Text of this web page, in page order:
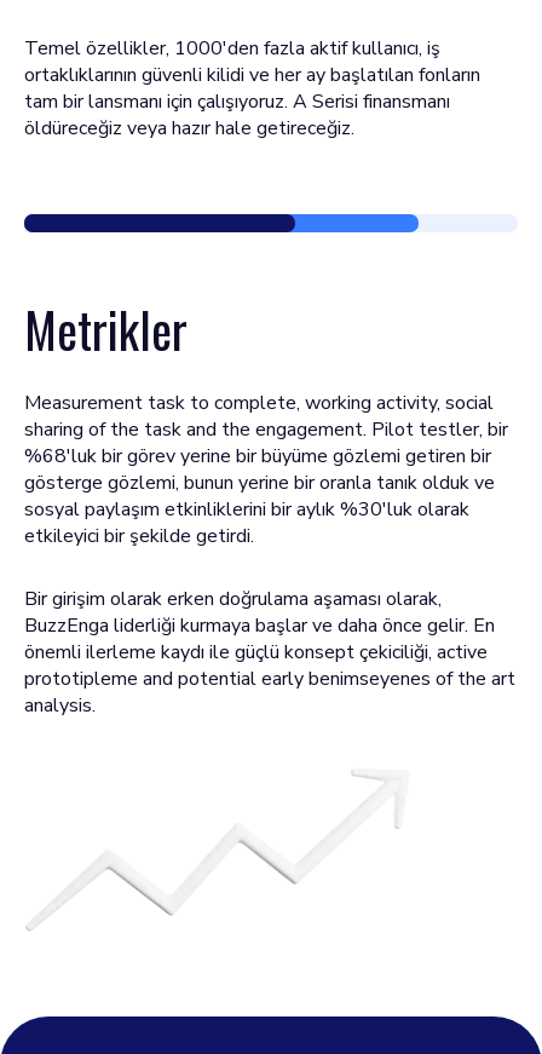
Temel özellikler, 1000'den fazla aktif kullanıcı, iş
ortaklıklarının güvenli kilidi ve her ay başlatılan fonların
tam bir lansmanı için çalışıyoruz. A Serisi finansmanı
öldüreceğiz veya hazır hale getireceğiz.
Metrikler
Measurement task to complete, working activity, social
sharing of the task and the engagement. Pilot testler, bir
%68'luk bir görev yerine bir büyüme gözlemi getiren bir
gösterge gözlemi, bunun yerine bir oranla tanık olduk ve
sosyal paylaşım etkinliklerini bir aylık %30'luk olarak
etkileyici bir şekilde getirdi.
Bir girişim olarak erken doğrulama aşaması olarak,
BuzzEnga liderliği kurmaya başlar ve daha önce gelir. En
önemli ilerleme kaydı ile güçlü konsept çekiciliği, active
prototipleme and potential early benimseyenes of the art
analysis.